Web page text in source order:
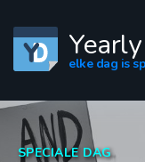
elke dag is
SPECIALE DAG